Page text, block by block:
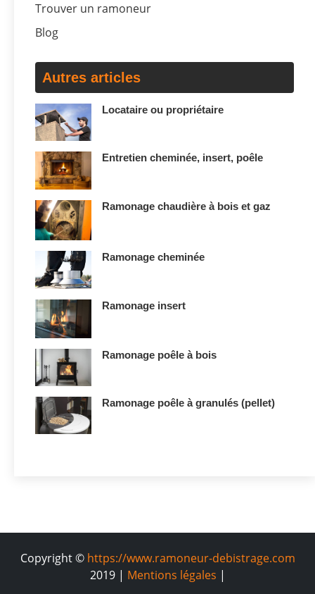
Trouver un ramoneur
Blog
Autres articles
Locataire ou propriétaire
Entretien cheminée, insert, poêle
Ramonage chaudière à bois et gaz
Ramonage cheminée
Ramonage insert
Ramonage poêle à bois
Ramonage poêle à granulés (pellet)
Copyright © https://www.ramoneur-debistrage.com
2019 | Mentions légales |